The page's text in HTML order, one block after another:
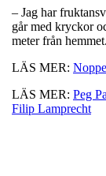
– Jag har
går med kryckor
meter från
LÄS MER:
LÄS MER: Peg
Filip Lamprecht